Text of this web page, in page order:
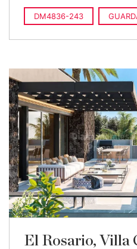
DM4836-243
El Rosario, Villa